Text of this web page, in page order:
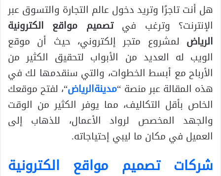
هل أنت تاجرًا وتريد دخول عالم التجارة والتسوق عبر
الإنترنت؟ وترغب فيتصميم مواقع الكترونية
الرياض لمشروع متجر إلكتروني، حيث أن موقع
الويب له العديد من الأبواب لتحقيق الكثير من
الأرباح مع أبسط الخطوات، والتي سنقدمها لك في
هذه المقالة عبر منصة “مدينةالرياض“، لفتح موقعك
الخاص بأقل التكاليف، مما يوفر الكثير من الوقت
والجهد المخصص لرواد الأعمال، للذهاب إلى
العميل في مكان ما ليبي إحتياجاته.
شركات تصميم مواقع الكترونية